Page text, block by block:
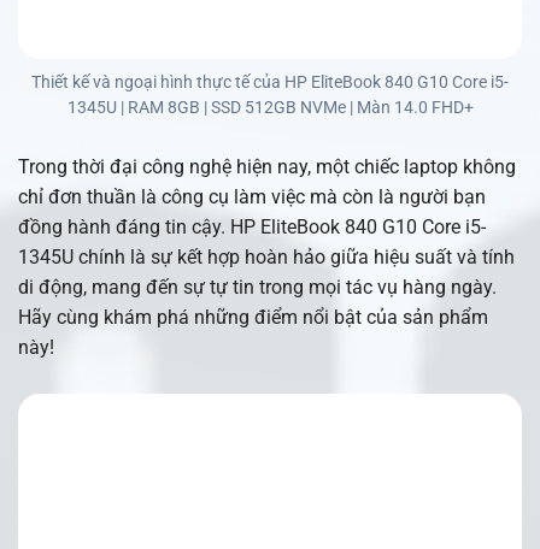
Thiết kế và ngoại hình thực tế của HP EliteBook 840 G10 Core i5-
1345U | RAM 8GB | SSD 512GB NVMe | Màn 14.0 FHD+
Trong thời đại công nghệ hiện nay, một chiếc laptop không
chỉ đơn thuần là công cụ làm việc mà còn là người bạn
đồng hành đáng tin cậy. HP EliteBook 840 G10 Core i5-
1345U chính là sự kết hợp hoàn hảo giữa hiệu suất và tính
di động, mang đến sự tự tin trong mọi tác vụ hàng ngày.
Hãy cùng khám phá những điểm nổi bật của sản phẩm
này!